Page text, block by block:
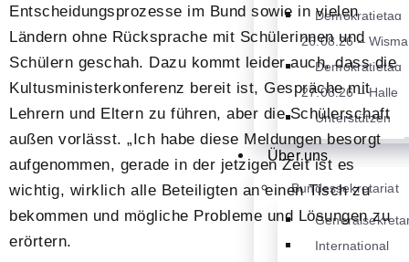
Demokratietag
26.08.26 –
Demokratietag
27.08.26 – Halle
Unterstützen
Über uns
Bundessekretariat
International
Entscheidungsprozesse im Bund sowie in vielen
Ländern ohne Rücksprache mit Schülerinnen und
Schülern geschah. Dazu kommt leider auch, dass die
Kultusministerkonferenz bereit ist, Gespräche mit
Lehrern und Eltern zu führen, aber die Schülerschaft
außen vorlässt. „Ich habe diese Meldungen besorgt
aufgenommen, gerade in der jetzigen Zeit ist es
wichtig, wirklich alle Beteiligten an einen Tisch zu
bekommen und mögliche Probleme und Lösungen zu
erörtern.